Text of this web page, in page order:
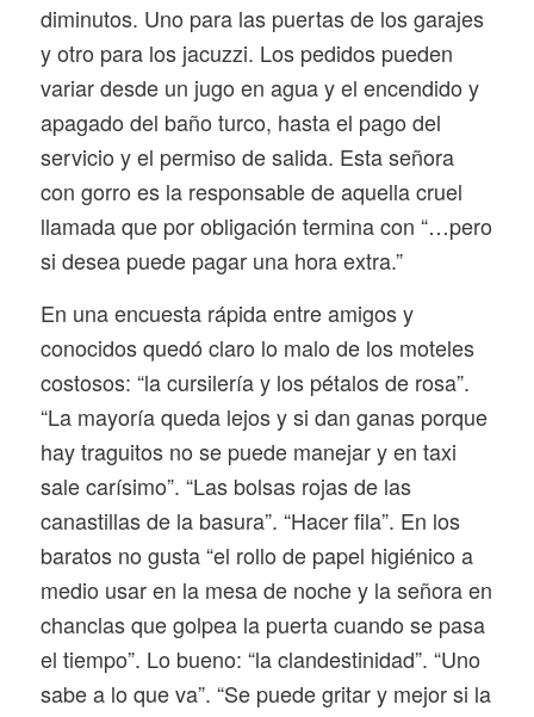
diminutos. Uno para las puertas de los garajes
y otro para los jacuzzi. Los pedidos pueden
variar desde un jugo en agua y el encendido y
apagado del baño turco, hasta el pago del
servicio y el permiso de salida. Esta señora
con gorro es la responsable de aquella cruel
llamada que por obligación termina con “…pero
si desea puede pagar una hora extra.”
En una encuesta rápida entre amigos y
conocidos quedó claro lo malo de los moteles
costosos: “la cursilería y los pétalos de rosa”.
“La mayoría queda lejos y si dan ganas porque
hay traguitos no se puede manejar y en taxi
sale carísimo”. “Las bolsas rojas de las
canastillas de la basura”. “Hacer fila”. En los
baratos no gusta “el rollo de papel higiénico a
medio usar en la mesa de noche y la señora en
chanclas que golpea la puerta cuando se pasa
el tiempo”. Lo bueno: “la clandestinidad”. “Uno
sabe a lo que va”. “Se puede gritar y mejor si la